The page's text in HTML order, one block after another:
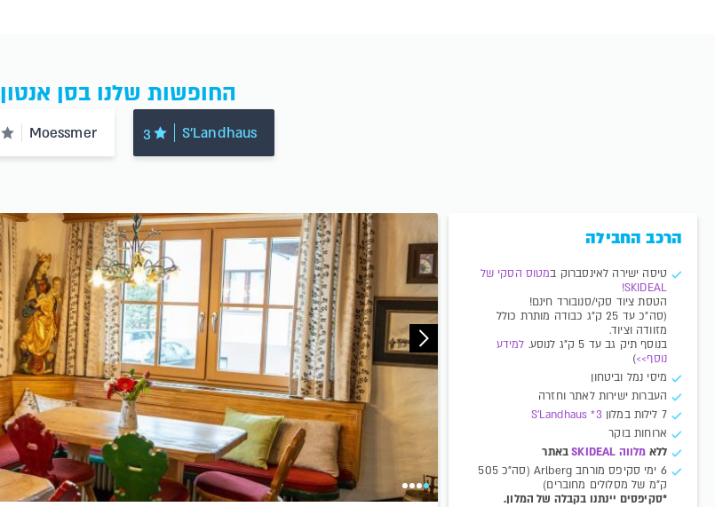
החופשות שלנו בסן אנטון
S'Landhaus
3
Moessmer
הרכב החבילה
טיסה ישירה לאינסברוק במטוס הסקי של
SKIDEAL!
הטסת ציוד סקי/סנובורד חינם!
(סה"כ עד 25 ק"ג כבודה מותרת כולל
מזוודה וציוד.
בנוסף תיק גב עד 5 ק"ג לנוסע.
למידע
נוסף>>)
מיסי נמל וביטחון
העברות ישירות לאתר וחזרה
7 לילות במלון
S'Landhaus *3
ארוחות בוקר
ללא מלווה S KIDEAL באתר
6 ימי סקיפס מורחב Arlberg (סה"כ 505
ק"מ של מסלולים מחוברים)
*סקיפסים יינתנו בקבלה של המלון.